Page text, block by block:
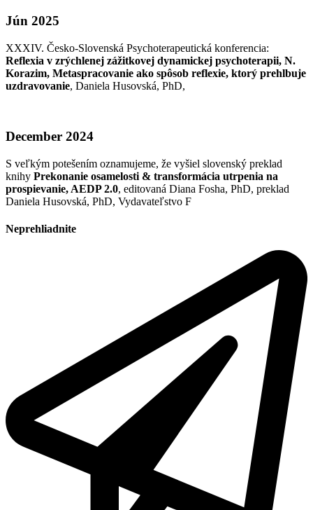
Jún 2025
XXXIV. Česko-Slovenská Psychoterapeutická konferencia:
Reflexia v zrýchlenej zážitkovej dynamickej psychoterapii, N.
Korazim, Metaspracovanie ako spôsob reflexie, ktorý prehlbuje
uzdravovanie, Daniela Husovská, PhD,
December 2024
S veľkým potešením oznamujeme, že vyšiel slovenský preklad
knihy Prekonanie osamelosti & transformácia utrpenia na
prospievanie, AEDP 2.0, editovaná Diana Fosha, PhD, preklad
Daniela Husovská, PhD, Vydavateľstvo F
Neprehliadnite